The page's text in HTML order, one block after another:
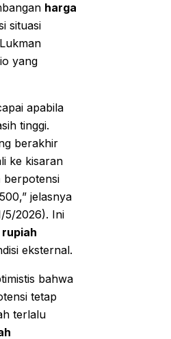
harga
situasi
yang
apabila
tinggi.
berakhir
ke kisaran
berpotensi
jelasnya
5/2026). Ini
rupiah
eksternal.
bahwa
tetap
terlalu